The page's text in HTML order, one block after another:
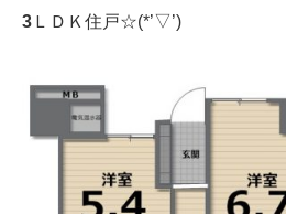
3 ＬＤＫ住戸☆(*’▽’)